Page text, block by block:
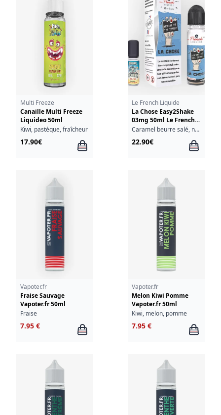
Multi Freeze
Canaille Multi Freeze
Liquideo 50ml
Kiwi, pastèque, fraîcheur
17.90€
Le French Liquide
La Chose Easy2Shake
03mg 50ml Le French
Liquide
Caramel beurre salé, noisette, café, noix de pécan, vanille
22.90€
Vapoter.fr
Fraise Sauvage
Vapoter.fr 50ml
Fraise
7.95 €
Vapoter.fr
Melon Kiwi Pomme
Vapoter.fr 50ml
Kiwi, melon, pomme
7.95 €